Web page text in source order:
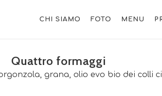
CHI SIAMO FOTO MENU
Quattro formaggi
grana, olio evo bio dei colli